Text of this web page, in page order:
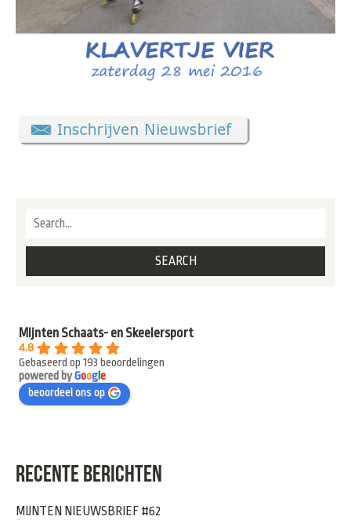
Mijnten Schaats- en Skeelersport
4.8
Gebaseerd op 193 beoordelingen
powered byGooge
beoordeel ons op
RECENTE BERICHTEN
MIJNTEN NIEUWSBRIEF #62